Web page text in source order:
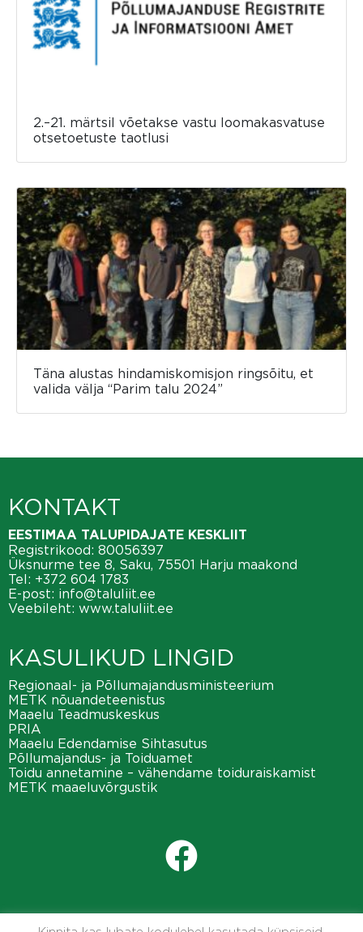
2.–21. märtsil võetakse vastu loomakasvatuse
otsetoetuste taotlusi
Täna alustas hindamiskomisjon ringsõitu, et
valida välja “Parim talu 2024”
KONTAKT
EESTIMAA TALUPIDAJATE KESKLIIT
Registrikood: 80056397
Üksnurme tee 8, Saku, 75501 Harju maakond
Tel: +372 604 1783
E-post: info@taluliit.ee
Veebileht: www.taluliit.ee
KASULIKUD LINGID
Regionaal- ja Põllumajandusministeerium
METK nõuandeteenistus
Maaelu Teadmuskeskus
PRIA
Maaelu Edendamise Sihtasutus
Põllumajandus- ja Toiduamet
Toidu annetamine – vähendame toiduraiskamist
METK maaeluvõrgustik